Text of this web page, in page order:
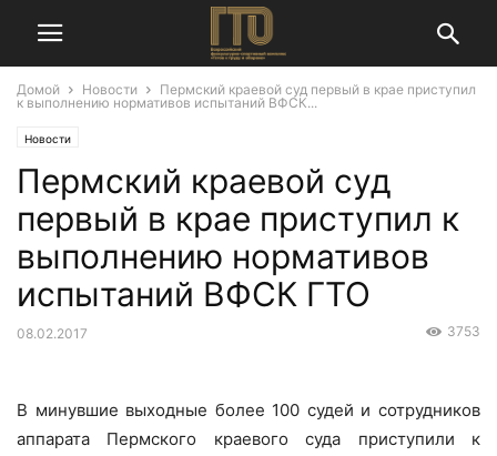
Домой Новости
Пермский краевой суд первый в крае приступил
к выполнению нормативов испытаний ВФСК...
Новости
Пермский краевой суд
первый в крае приступил к
выполнению нормативов
испытаний ВФСК ГТО
08.02.2017 3753
В минувшие выходные более 100 судей и сотрудников
аппарата Пермского краевого суда приступили к